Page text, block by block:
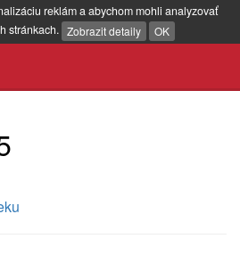
reklám a abychom mohli analyzovať
stránkach. Zobrazit detaily OK